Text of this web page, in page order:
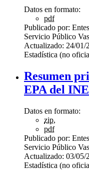
Datos en formato:
pdf
Publicado por:
Servicio Público
Actualizado: 24/01/
Estadística (no
Resumen
EPA del INE
Datos en formato:
zip,
pdf
Publicado por:
Servicio Público
Actualizado: 03/05/
Estadística (no